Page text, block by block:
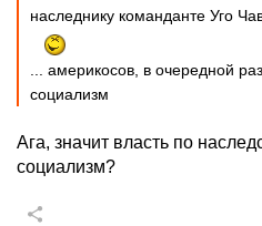
наследнику команданте Уго
... америкосов, в очередной
социализм
Ага, значит власть по
социализм?